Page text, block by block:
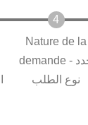
Nature de la
demande - حدد
نوع الطلب